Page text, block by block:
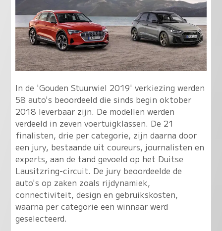
In de 'Gouden Stuurwiel 2019' verkiezing werden
58 auto's beoordeeld die sinds begin oktober
2018 leverbaar zijn. De modellen werden
verdeeld in zeven voertuigklassen. De 21
finalisten, drie per categorie, zijn daarna door
een jury, bestaande uit coureurs, journalisten en
experts, aan de tand gevoeld op het Duitse
Lausitzring-circuit. De jury beoordeelde de
auto's op zaken zoals rijdynamiek,
connectiviteit, design en gebruikskosten,
waarna per categorie een winnaar werd
geselecteerd.